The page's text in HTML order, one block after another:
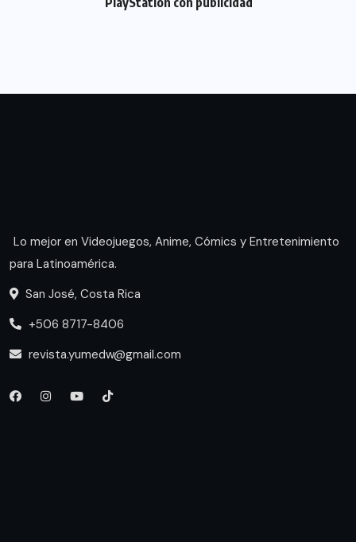
Lo mejor en Videojuegos, Anime, Cómics y Entretenimiento
para Latinoamérica.
San José, Costa Rica
+506 8717-8406
revista.yumedw@gmail.com